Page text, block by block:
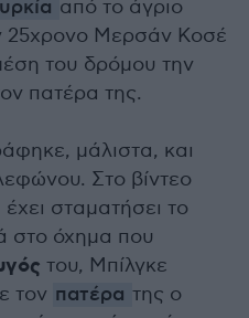
από το άγριο
25χρονο Μερσάν Κοσέ
του δρόμου την
πατέρα της.
μάλιστα, και
Στο βίντεο
σταματήσει το
στο όχημα που
του, Μπίλγκε
τον πατέρα της ο